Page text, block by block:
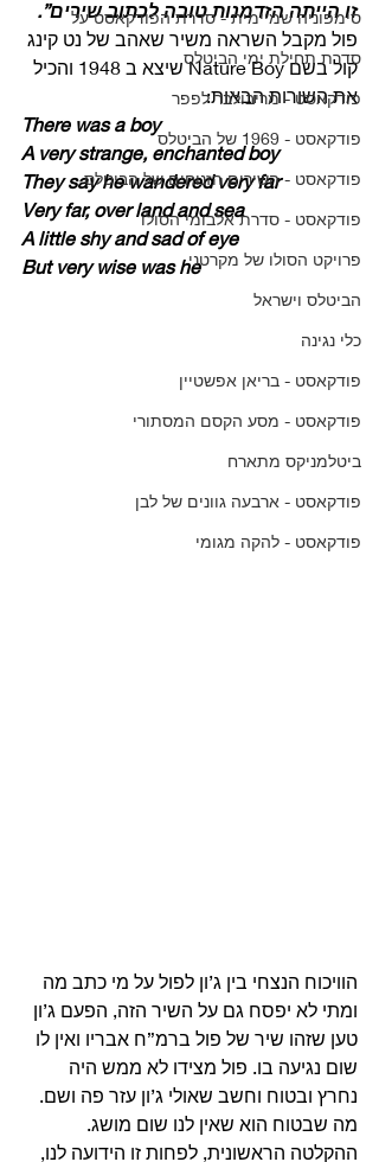
סימפוניה שמיימית - סדרת הפודקאסט על
סדרת תחילת ימי הביטלס
פודקאסט - מריבולבר לפפר
פודקאסט - 1969 של הביטלס
פודקאסט - השירים הזנוחים של הביטלס
פודקאסט - סדרת אלבומי הסולו
פרויקט הסולו של מקרטני
הביטלס וישראל
כלי נגינה
פודקאסט - בריאן אפשטיין
פודקאסט - מסע הקסם המסתורי
ביטלמניקס מתארח
פודקאסט - ארבעה גוונים של לבן
פודקאסט - להקה מגומי
זו הייתה הזדמנות טובה לכתוב שירים”.
פול מקבל השראה משיר שאהב של נט קינג
קול בשם Nature Boy שיצא ב 1948 והכיל
את השורות הבאות:
There was a boy
A very strange, enchanted boy
They say he wandered very far
Very far, over land and sea
A little shy and sad of eye
But very wise was he
הוויכוח הנצחי בין ג’ון לפול על מי כתב מה
ומתי לא יפסח גם על השיר הזה, הפעם ג’ון
טען שזהו שיר של פול ברמ”ח אבריו ואין לו
שום נגיעה בו. פול מצידו לא ממש היה
נחרץ ובטוח וחשב שאולי ג’ון עזר פה ושם.
מה שבטוח הוא שאין לנו שום מושג.
ההקלטה הראשונית, לפחות זו הידועה לנו,